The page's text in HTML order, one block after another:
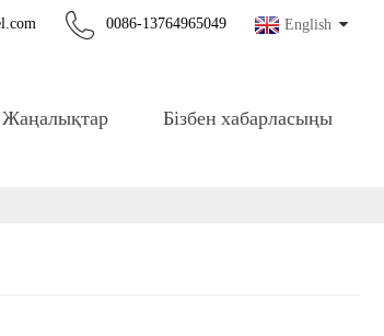
English
0086-13764965049
Жаңалықтар Бізбен хабарласыңы